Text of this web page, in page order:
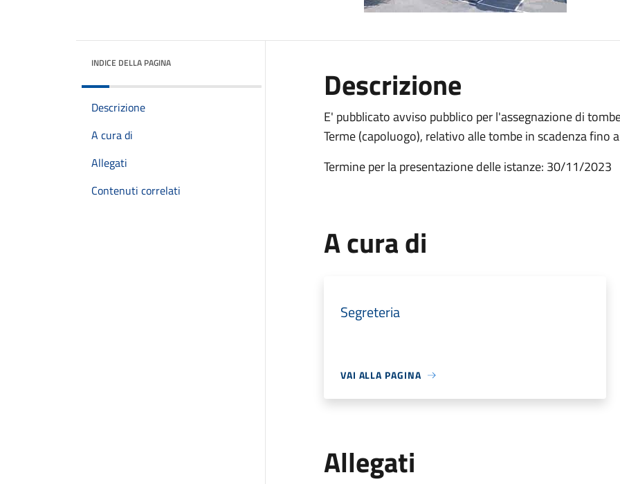
INDICE DELLA PAGINA
Descrizione
A cura di
Allegati
Contenuti correlati
Descrizione
E' pubblicato avviso pubblico per l'assegnazione di
Terme (capoluogo), relativo alle tombe in scadenza fino
Termine per la presentazione delle istanze: 30/11/2023
A cura di
Segreteria
VAI ALLA PAGINA
Allegati